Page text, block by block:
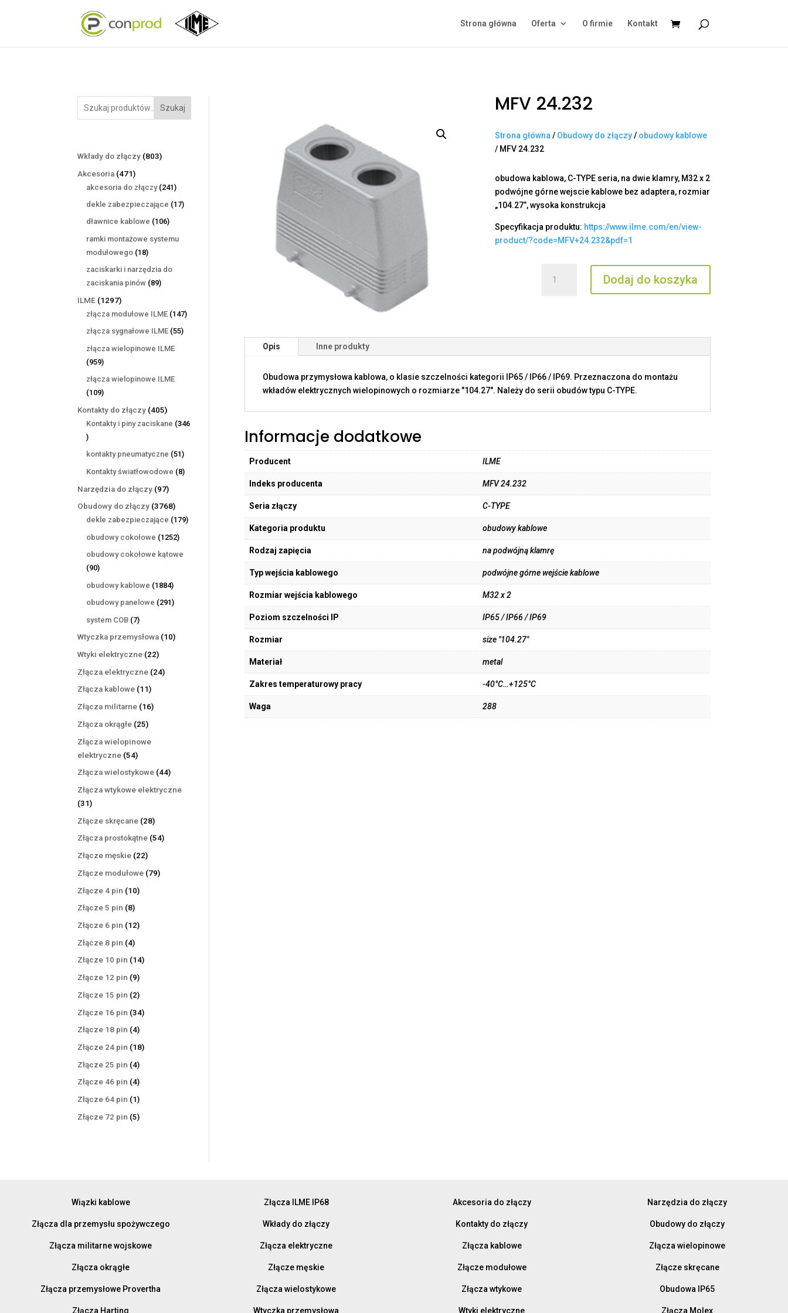
Strona główna Oferta O firmie Kontakt
Szukaj
Wkłady do złączy 803803
Akcesoria 471471
produktów
akcesoria do złączy 241241
produktów
dekle zabezpieczające 1717
dławnice kablowe 106106
ramki montażowe systemu
modułowego 1818
produktów
zaciskarki i narzędzia do
zaciskania pinów 8989
ILME 12971297
produktów
złącza modułowe ILME 147147
złącza sygnałowe ILME 5555
złącza wielopinowe ILME
959959
produktów
złącza wielopinowe ILME
109109
produktów
Kontakty do złączy 405405
produktów
Kontakty i piny zaciskane 346
346
produktów
kontakty pneumatyczne 5151
produktów
Kontakty światłowodowe 88
Narzędzia do złączy 9797
produktów
Obudowy do złączy 37683768
produktów
dekle zabezpieczające 179179
obudowy cokołowe 12521252
obudowy cokołowe kątowe
9090
produktów
obudowy kablowe 18841884
produkty
obudowy panelowe 291291
system COB 77
produktów
Wtyczka przemysłowa 1010
Wtyki elektryczne 2222
produkty
Złącza elektryczne 2424
Złącza kablowe 1111
produktów
Złącza militarne 1616
Złącza okrągłe 2525
Złącza wielopinowe
elektryczne 5454
produkty
Złącza wielostykowe 4444
Złącza wtykowe elektryczne
3131
produktów
Złącze skręcane 2828
produktów
Złącza prostokątne 5454
Złącze męskie 2222
produkty
Złącze modułowe 7979
Złącze 4 pin 1010
Złącze 5 pin 88
produktów
Złącze 6 pin 1212
Złącze 8 pin 44
produkty
Złącze 10 pin 1414
Złącze 12 pin 99
produktów
Złącze 15 pin 22
produkty
Złącze 16 pin 3434
Złącze 18 pin 44
produkty
Złącze 24 pin 1818
Złącze 25 pin 44
produkty
Złącze 46 pin 44
produkty
Złącze 64 pin 11
produkt
Złącze 72 pin 55
MFV 24.232
Strona główna / Obudowy do złączy/ obudowy kablowe
/ MFV 24.232
obudowa kablowa, C-TYPE seria, na dwie klamry, M32 x 2
podwójne górne wejscie kablowe bez adaptera, rozmiar
„104.27”, wysoka konstrukcja
Specyfikacja produktu: https://www.ilme.com/en/view-
product/?code=MFV+24.232&pdf=1
MFV
Dodaj do koszyka
Opis Inne produkty
Obudowa przymysłowa kablowa, o klasie szczelności kategorii IP65 / IP66 / IP69. Przeznaczona do montażu
wkładów elektrycznych wielopinowych o rozmiarze "104.27". Należy do serii obudów typu C-TYPE.
Informacje dodatkowe
Producent ILME
Indeks producenta MFV 24.232
Seria złączy C-TYPE
Kategoria produktu obudowy kablowe
Rodzaj zapięcia na podwójną klamrę
Typ wejścia kablowego podwójne górne wejście kablowe
Rozmiar wejścia kablowego M32 x 2
Poziom szczelności IP IP65 / IP66 / IP69
Rozmiar size "104.27"
Materiał metal
Zakres temperaturowy pracy -40°C…+125°C
Waga 288
Wiązki kablowe
Złącza dla przemysłu spożywczego
Złącza militarne wojskowe
Złącza okrągłe
Złącza przemysłowe Provertha
Złącza Harting
Złącza ILME IP68
Wkłady do złączy
Złącza elektryczne
Złącze męskie
Złącza wielostykowe
Wtyczka przemysłowa
Akcesoria do złączy
Kontakty do złączy
Złącza kablowe
Złącze modułowe
Złącza wtykowe
Wtyki elektryczne
Narzędzia do złączy
Obudowy do złączy
Złącza wielopinowe
Złącze skręcane
Obudowa IP65
Złącza Molex